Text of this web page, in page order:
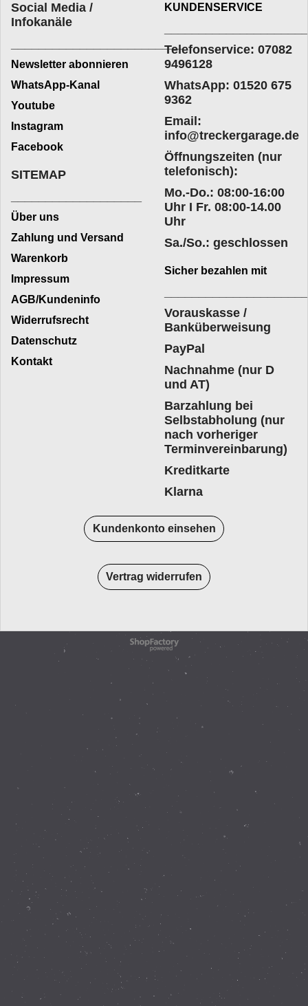
Social Media /
Infokanäle
_________________________
Newsletter abonnieren
WhatsApp-Kanal
Youtube
Instagram
Facebook
KUNDENSERVICE
Telefonservice: 07082
9496128
WhatsApp: 01520 675
9362
Email:
info@treckergarage.de
Öffnungszeiten (nur
telefonisch):
Mo.-Do.: 08:00-16:00
Uhr I Fr. 08:00-14.00
Uhr
Sa./So.: geschlossen
SITEMAP
Über uns
Zahlung und Versand
Warenkorb
Impressum
AGB/Kundeninfo
Widerrufsrecht
Datenschutz
Kontakt
Sicher bezahlen mit
Vorauskasse /
Banküberweisung
PayPal
Nachnahme (nur D
und AT)
Barzahlung bei
Selbstabholung (nur
nach vorheriger
Terminvereinbarung)
Kreditkarte
Klarna
Kundenkonto einsehen
Vertrag widerrufen
WebShop erstellt mit
ShopFactory Shop